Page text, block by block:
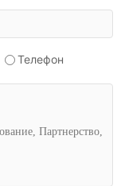
Телефон